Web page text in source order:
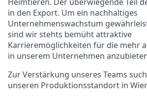
in den Export. Um ein nachhaltiges
Unternehmenswachstum
sind wir stehts bemüht attraktive
Karrieremöglichkeiten für die mehr
in unserem Unternehmen
Zur Verstärkung unseres Teams
unseren Produktionsstandort in